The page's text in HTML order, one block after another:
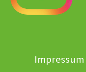
Impressum